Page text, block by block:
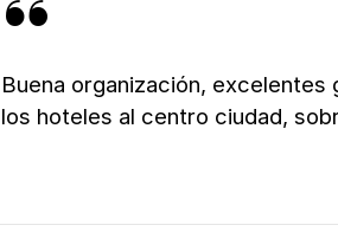
Buena organización,
los hoteles al centro ciudad,